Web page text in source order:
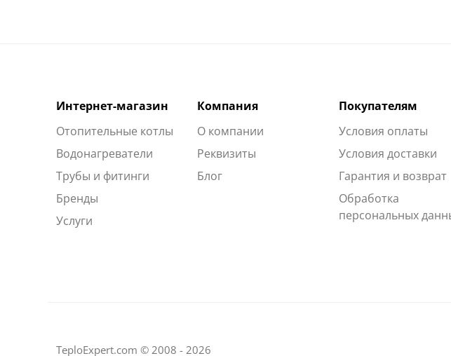
Интернет-магазин
Отопительные котлы
Водонагреватели
Трубы и фитинги
Бренды
Услуги
Компания
О компании
Реквизиты
Блог
Покупателям
Условия оплаты
Условия доставки
Гарантия и возврат
Обработка
персональных
TeploExpert.com © 2008 - 2026